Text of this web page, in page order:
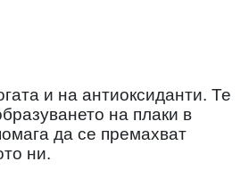
и на антиоксиданти. Те
на плаки в
да се премахват
ни.